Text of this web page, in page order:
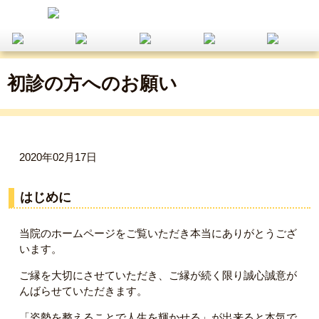
初診の方へのお願い
2020年02月17日
はじめに
当院のホームページをご覧いただき本当にありがとうござ
います。
ご縁を大切にさせていただき、ご縁が続く限り誠心誠意が
んばらせていただきます。